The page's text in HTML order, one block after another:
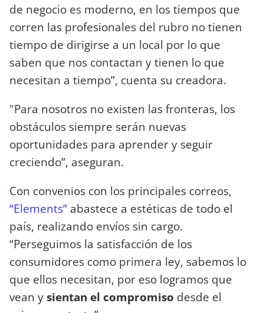
de negocio es moderno, en los tiempos que
corren las profesionales del rubro no tienen
tiempo de dirigirse a un local por lo que
saben que nos contactan y tienen lo que
necesitan a tiempo”, cuenta su creadora.
"Para nosotros no existen las fronteras, los
obstáculos siempre serán nuevas
oportunidades para aprender y seguir
creciendo”, aseguran.
Con convenios con los principales correos,
“Elements” abastece a estéticas de todo el
país, realizando envíos sin cargo.
“Perseguimos la satisfacción de los
consumidores como primera ley, sabemos lo
que ellos necesitan, por eso logramos que
vean ysientan el compromiso desde el